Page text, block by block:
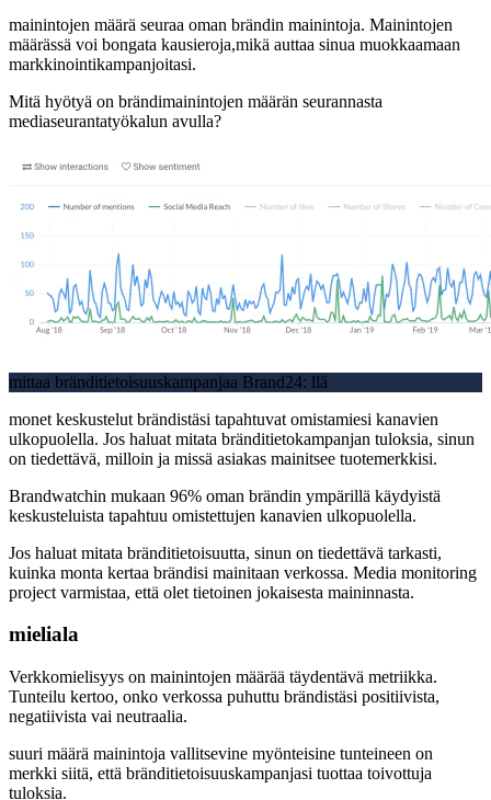
mainintojen määrä seuraa oman brändin mainintoja. Mainintojen
määrässä voi bongata kausieroja,mikä auttaa sinua muokkaamaan
markkinointikampanjoitasi.
Mitä hyötyä on brändimainintojen määrän seurannasta
mediaseurantatyökalun avulla?
mittaa bränditietoisuuskampanjaa Brand24: llä
monet keskustelut brändistäsi tapahtuvat omistamiesi kanavien
ulkopuolella. Jos haluat mitata bränditietokampanjan tuloksia, sinun
on tiedettävä, milloin ja missä asiakas mainitsee tuotemerkkisi.
Brandwatchin mukaan 96% oman brändin ympärillä käydyistä
keskusteluista tapahtuu omistettujen kanavien ulkopuolella.
Jos haluat mitata bränditietoisuutta, sinun on tiedettävä tarkasti,
kuinka monta kertaa brändisi mainitaan verkossa. Media monitoring
project varmistaa, että olet tietoinen jokaisesta maininnasta.
mieliala
Verkkomielisyys on mainintojen määrää täydentävä metriikka.
Tunteilu kertoo, onko verkossa puhuttu brändistäsi positiivista,
negatiivista vai neutraalia.
suuri määrä mainintoja vallitsevine myönteisine tunteineen on
merkki siitä, että bränditietoisuuskampanjasi tuottaa toivottuja
tuloksia.